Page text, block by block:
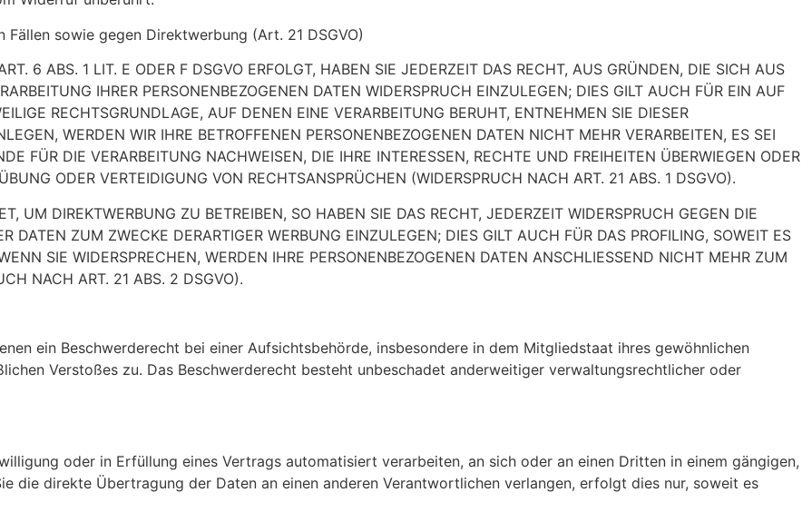
sowie gegen Direktwerbung (Art. 21 DSGVO)
6 ABS. 1 LIT. E ODER F DSGVO ERFOLGT, HABEN SIE JEDERZEIT DAS RECHT, AUS GRÜNDEN, DIE SICH AUS
IHRER PERSONENBEZOGENEN DATEN WIDERSPRUCH EINZULEGEN; DIES GILT AUCH FÜR EIN AUF
RECHTSGRUNDLAGE, AUF DENEN EINE VERARBEITUNG BERUHT, ENTNEHMEN SIE DIESER
WERDEN WIR IHRE BETROFFENEN PERSONENBEZOGENEN DATEN NICHT MEHR VERARBEITEN, ES SEI
FÜR DIE VERARBEITUNG NACHWEISEN, DIE IHRE INTERESSEN, RECHTE UND FREIHEITEN ÜBERWIEGEN ODER
ODER VERTEIDIGUNG VON RECHTSANSPRÜCHEN (WIDERSPRUCH NACH ART. 21 ABS. 1 DSGVO).
UM DIREKTWERBUNG ZU BETREIBEN, SO HABEN SIE DAS RECHT, JEDERZEIT WIDERSPRUCH GEGEN DIE
DATEN ZUM ZWECKE DERARTIGER WERBUNG EINZULEGEN; DIES GILT AUCH FÜR DAS PROFILING, SOWEIT ES
SIE WIDERSPRECHEN, WERDEN IHRE PERSONENBEZOGENEN DATEN ANSCHLIESSEND NICHT MEHR ZUM
NACH ART. 21 ABS. 2 DSGVO).
ein Beschwerderecht bei einer Aufsichtsbehörde, insbesondere in dem Mitgliedstaat ihres gewöhnlichen
Verstoßes zu. Das Beschwerderecht besteht unbeschadet anderweitiger verwaltungsrechtlicher oder
oder in Erfüllung eines Vertrags automatisiert verarbeiten, an sich oder an einen Dritten in einem gängigen,
die direkte Übertragung der Daten an einen anderen Verantwortlichen verlangen, erfolgt dies nur, soweit es